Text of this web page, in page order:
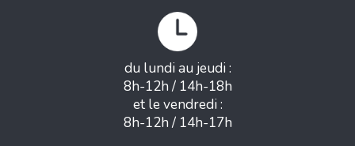
du lundi au jeudi :
8h-12h / 14h-18h
et le vendredi :
8h-12h / 14h-17h